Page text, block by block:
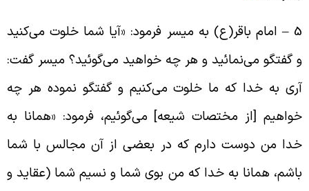
امام باقر(ع) به میسر فرمود: «آیا شما خلوت می‌کنید
گفتگو می‌نمائید و هر چه خواهید می‌گوئید؟ میسر گفت:
به خدا که ما خلوت می‌کنیم و گفتگو نموده هر چه
[از مختصات شیعه] می‌گوئیم، فرمود: «همانا به
من دوست دارم که در بعضى از آن مجالس با شما
همانا به خدا که من بوى شما و نسیم شما (عقاید و